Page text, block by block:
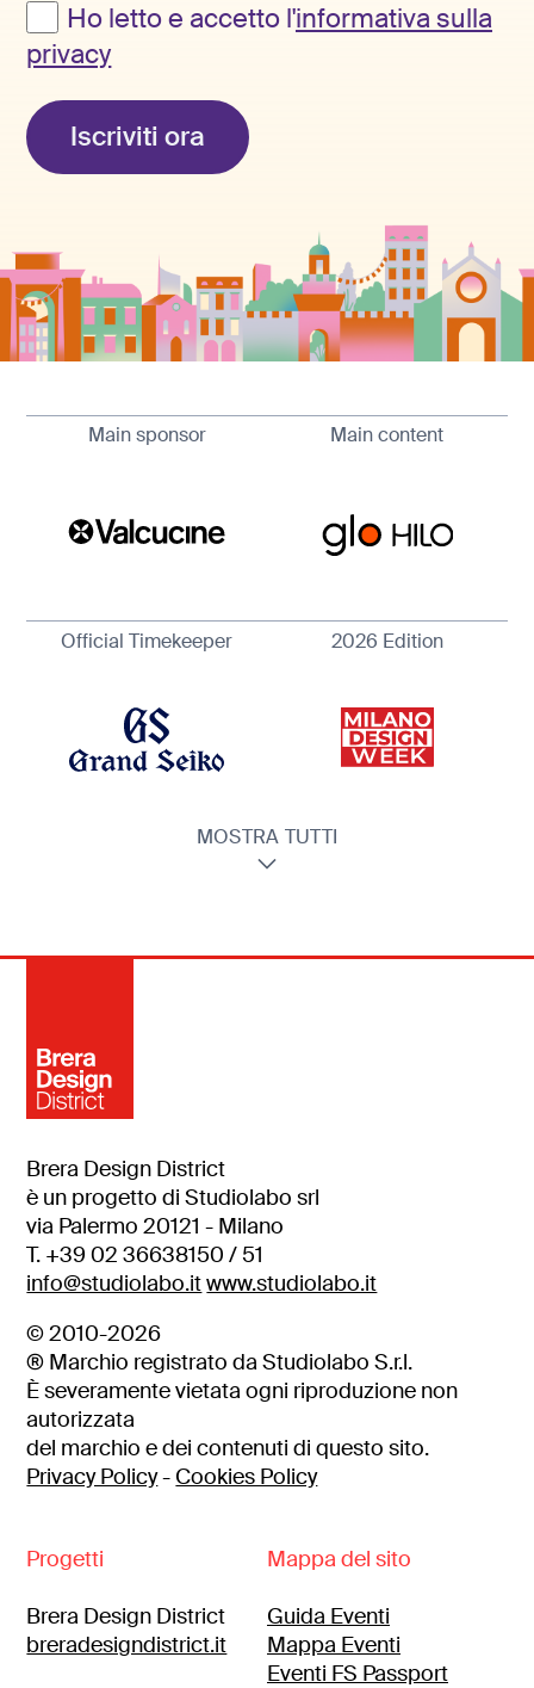
Ho letto e accetto l'informativa sulla
privacy
Iscriviti ora
Main sponsor Main content
Official Timekeeper 2026 Edition
MOSTRA TUTTI
Brera Design District
è un progetto di Studiolabo srl
via Palermo 20121 - Milano
T. +39 02 36638150 / 51
info@studiolabo.itwww.studiolabo.it
© 2010-2026
® Marchio registrato da Studiolabo S.r.l.
È severamente vietata ogni riproduzione non
autorizzata
del marchio e dei contenuti di questo sito.
Privacy Policy- Cookies Policy
Progetti
Brera Design District
breradesigndistrict.it
Mappa del sito
Guida Eventi
Mappa Eventi
Eventi FS Passport